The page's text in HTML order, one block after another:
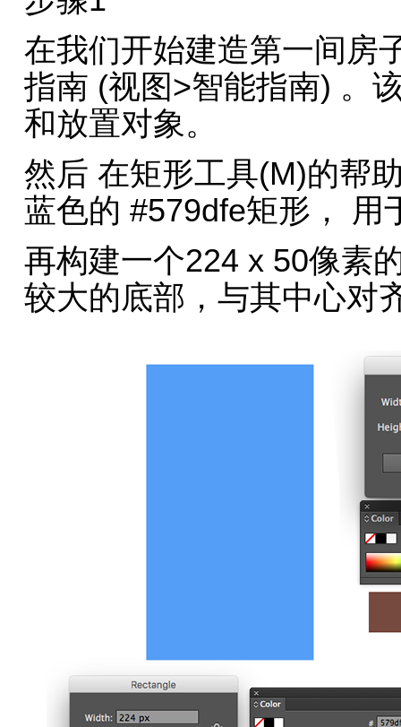
在我们开始建造第一间房
指南 (视图>智能指南) 。
和放置对象。
然后 在矩形工具(M)的帮
蓝色的 #579dfe矩形， 用
再构建一个224 x 50像素
较大的底部，与其中心对